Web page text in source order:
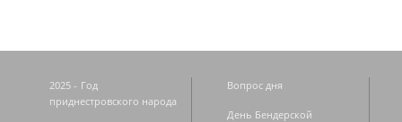
2025 - Год
приднестровского народа
Вопрос дня
День Бендерской